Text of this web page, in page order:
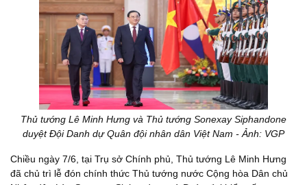
Thủ tướng Lê Minh Hưng và Thủ tướng Sonexay Siphandone
duyệt Đội Danh dự Quân đội nhân dân Việt Nam - Ảnh: VGP
Chiều ngày 7/6, tại Trụ sở Chính phủ, Thủ tướng Lê Minh Hưng
đã chủ trì lễ đón chính thức Thủ tướng nước Cộng hòa Dân chủ